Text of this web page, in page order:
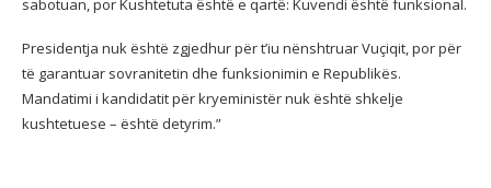
Presidentja nuk është zgjedhur për t’iu nënshtruar Vuçiqit, por për
të garantuar sovranitetin dhe funksionimin e Republikës.
Mandatimi i kandidatit për kryeministër nuk është shkelje
kushtetuese – është detyrim.”